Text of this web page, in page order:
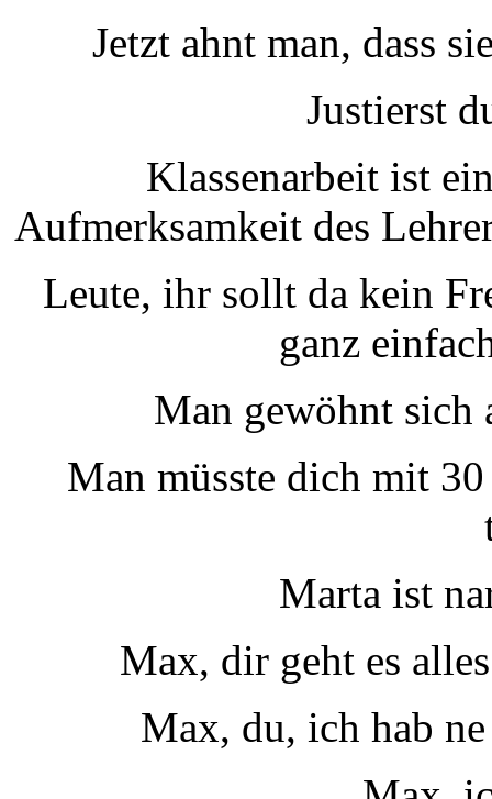
Jetzt ahnt man, dass
Justierst
Klassenarbeit ist
Aufmerksamkeit des
Leute, ihr sollt da kein
ganz
Man gewöhnt sich
Man müsste dich mit
Marta ist
Max, dir geht es
Max, du, ich hab